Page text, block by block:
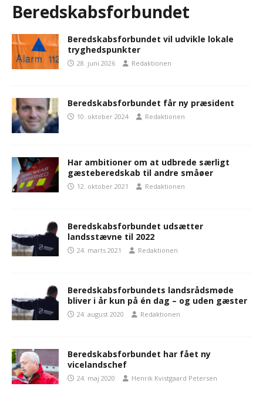
Beredskabsforbundet
Beredskabsforbundet vil udvikle lokale
tryghedspunkter
28. juni 2026 Redaktionen
Beredskabsforbundet får ny præsident
10. oktober 2024 Redaktionen
Har ambitioner om at udbrede særligt
gæsteberedskab til andre småøer
12. oktober 2021 Redaktionen
Beredskabsforbundet udsætter
landsstævne til 2022
24. marts 2021 Redaktionen
Beredskabsforbundets landsrådsmøde
bliver i år kun på én dag – og uden gæster
24. august 2020 Redaktionen
Beredskabsforbundet har fået ny
vicelandschef
24. maj 2020 Henrik Kvistgaard Petersen